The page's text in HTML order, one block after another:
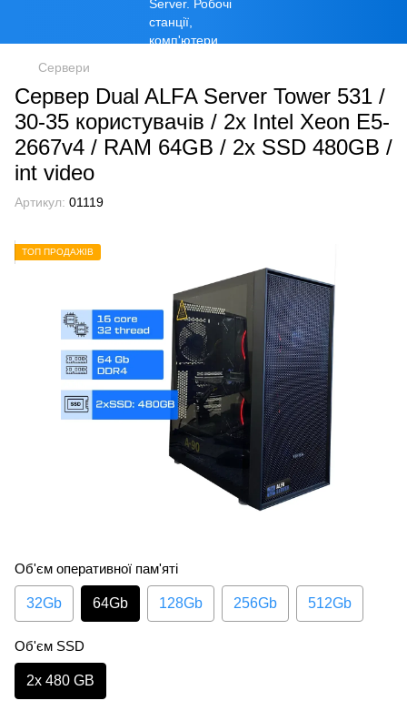
Сервери
Сервер Dual ALFA Server Tower 531 /
30-35 кopиcтувaчів / 2х Intel Xeon E5-
2667v4 / RAM 64GB / 2x SSD 480GB /
int video
Артикул: 01119
ТОП ПРОДАЖІВ
Об'єм оперативної пам'яті
32Gb 64Gb 128Gb 256Gb 512Gb
Об'єм SSD
2х 480 GB